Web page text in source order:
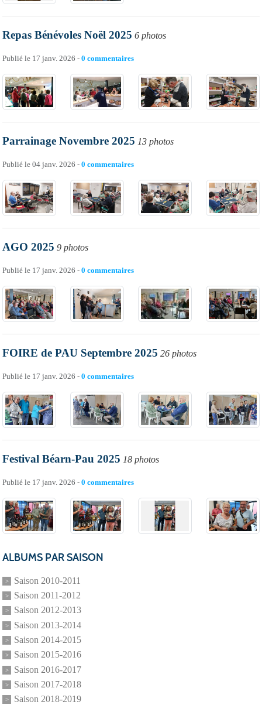
Repas Bénévoles Noël 2025 6 photos
Publié le 17 janv. 2026 - 0 commentaires
Parrainage Novembre 2025 13 photos
Publié le 04 janv. 2026 - 0 commentaires
AGO 2025 9 photos
Publié le 17 janv. 2026 - 0 commentaires
FOIRE de PAU Septembre 2025 26 photos
Publié le 17 janv. 2026 - 0 commentaires
Festival Béarn-Pau 2025 18 photos
Publié le 17 janv. 2026 - 0 commentaires
ALBUMS PAR SAISON
Saison 2010-2011
Saison 2011-2012
Saison 2012-2013
Saison 2013-2014
Saison 2014-2015
Saison 2015-2016
Saison 2016-2017
Saison 2017-2018
Saison 2018-2019